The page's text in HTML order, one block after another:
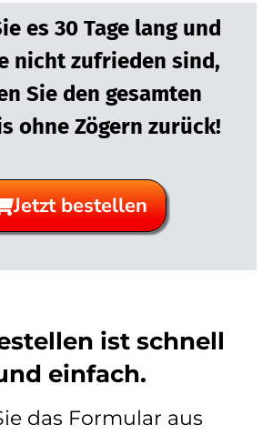
es 30 Tage lang und
nicht zufrieden sind,
Sie den gesamten
ohne Zögern zurück!
Jetzt bestellen
ist schnell
einfach.
das Formular aus